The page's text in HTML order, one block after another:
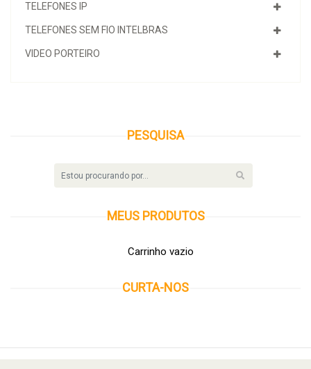
TELEFONES IP
TELEFONES SEM FIO INTELBRAS
VIDEO PORTEIRO
PESQUISA
MEUS PRODUTOS
Carrinho vazio
CURTA-NOS